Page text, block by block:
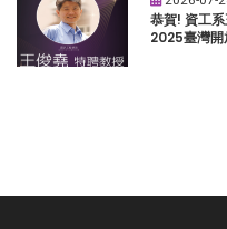
恭賀! 資工
2025臺灣